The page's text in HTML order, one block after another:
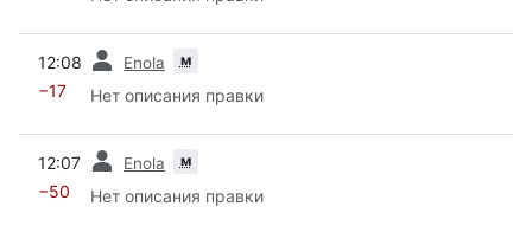
12:08 Enola м
−17 Нет описания правки
12:07 Enola м
−50 Нет описания правки